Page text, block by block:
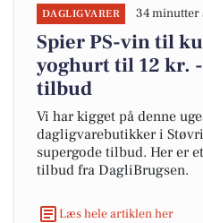
DAGLIGVARER 34 minutter
Spier PS-vin til
yoghurt til 12 kr.
tilbud
Vi har kigget på denne
dagligvarebutikker i
supergode tilbud. Her er
tilbud fra DagliBrugsen.
Læs hele artiklen her